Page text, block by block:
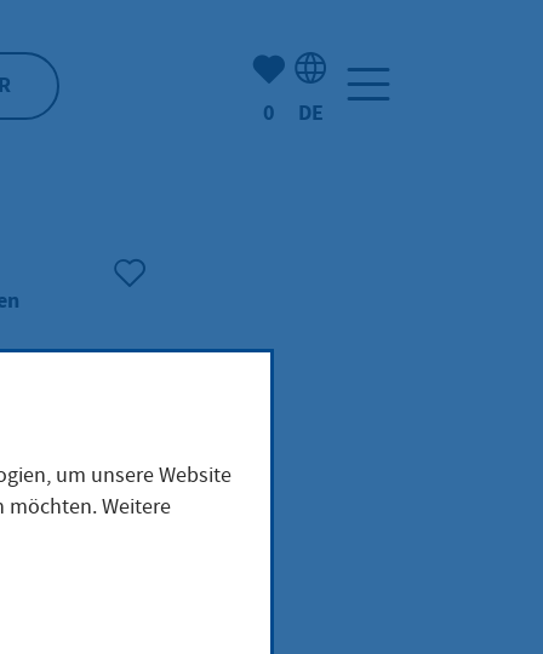
Anzahl der gemerkten
0 DE
um unsere Website
möchten. Weitere